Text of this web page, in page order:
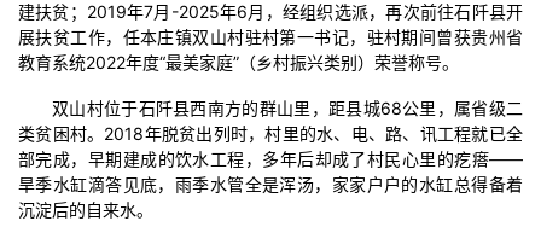
建扶贫；2019年7月-2025年6月，经组织选派，再次前往石阡县开
展扶贫工作，任本庄镇双山村驻村第一书记，驻村期间曾获贵州省
教育系统2022年度“最美家庭”（乡村振兴类别）荣誉称号。
双山村位于石阡县西南方的群山里，距县城68公里，属省级二
类贫困村。2018年脱贫出列时，村里的水、电、路、讯工程就已全
部完成，早期建成的饮水工程，多年后却成了村民心里的疙瘩——
旱季水缸滴答见底，雨季水管全是浑汤，家家户户的水缸总得备着
沉淀后的自来水。